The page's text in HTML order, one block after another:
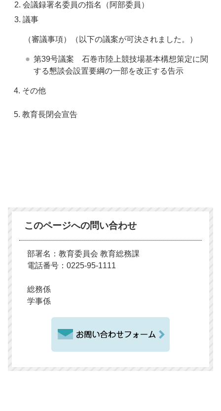
会議録署名委員の指名（阿部委員）
議事
（審議事項）（以下の議案が可決されました。）
第39号議案 石巻市陸上競技場基本構想策定に関
する懇談会設置要綱の一部を改正する告示
4. その他
5. 教育長閉会宣告
このページへの問い合わせ
部署名：教育委員会 教育総務課
電話番号：0225-95-1111
総務係
学事係